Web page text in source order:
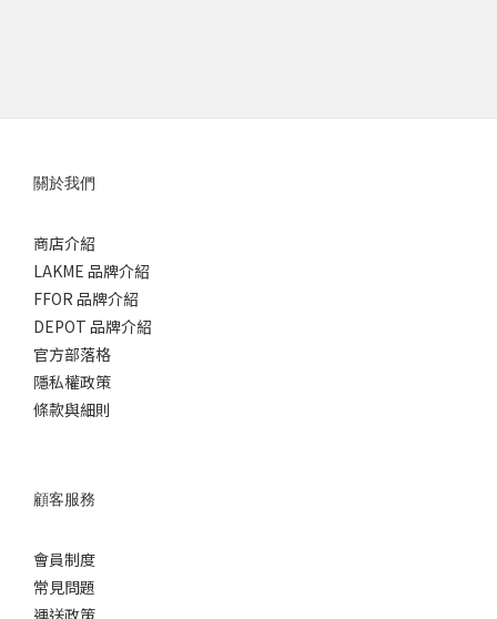
關於我們
商店介紹
LAKME 品牌介紹
FFOR 品牌介紹
DEPOT 品牌介紹
官方部落格
隱私權政策
條款與細則
顧客服務
會員制度
常見問題
運送政策